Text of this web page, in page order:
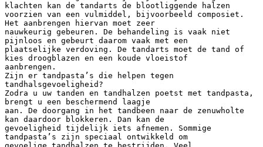
klachten kan de tandarts de blootliggende halzen
voorzien van een vulmiddel, bijvoorbeeld composiet.
Het aanbrengen hiervan moet zeer
nauwkeurig gebeuren. De behandeling is vaak niet
pijnloos en gebeurt daarom vaak met een
plaatselijke verdoving. De tandarts moet de tand of
kies droogblazen en een koude vloeistof
aanbrengen.
Zijn er tandpasta’s die helpen tegen
tandhalsgevoeligheid?
Zodra u uw tanden en tandhalzen poetst met tandpasta,
brengt u een beschermend laagje
aan. De doorgang in het tandbeen naar de zenuwholte
kan daardoor blokkeren. Dan kan de
gevoeligheid tijdelijk iets afnemen. Sommige
tandpasta’s zijn speciaal ontwikkeld om